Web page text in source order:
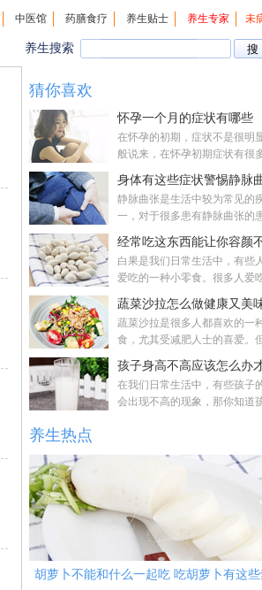
中医馆 药膳食疗 养生贴士 养生专家 未
养生搜索
猜你喜欢
怀孕一个月的症状有哪些
在怀孕的初期，症状不是很明
般说来，在怀孕初期症状有很
身体有这些症状警惕静脉
静脉曲张是生活中较为常见的
一，对于很多患有静脉曲张的
经常吃这东西能让你容颜
白果是我们日常生活中，有些
爱吃的一种小零食。很多人爱
蔬菜沙拉怎么做健康又美
蔬菜沙拉是很多人都喜欢的一
食，尤其受减肥人士的喜爱。
孩子身高不高应该怎么办
在我们日常生活中，有些孩子
会出现不高的现象，那你知道
养生热点
胡萝卜不能和什么一起吃 吃胡萝卜有这些